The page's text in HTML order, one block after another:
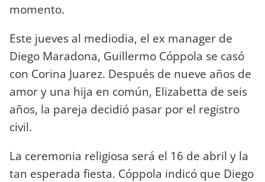
momento.
Este jueves al mediodia, el ex manager de
Diego Maradona, Guillermo Cóppola se casó
con Corina Juarez. Después de nueve años de
amor y una hija en común, Elizabetta de seis
años, la pareja decidió pasar por el registro
civil.
La ceremonia religiosa será el 16 de abril y la
tan esperada fiesta. Cóppola indicó que Diego